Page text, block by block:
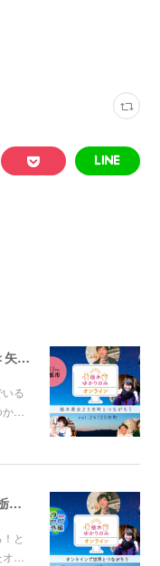
2021.05.13【オンライン企画】最終回＜矢板市＞まちのひと×出身者たちで地元トーーク！
る
…
2021.05.09【海外編vol.6】海外在住の栃木ゆかりの人たち集合～～！！！
と
…